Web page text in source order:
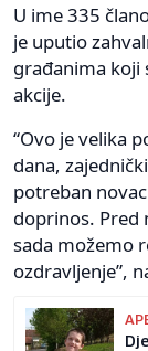
U ime 335
je uputio
građanima koji
akcije.
“Ovo je velika
dana,
potreban
doprinos. Pred
sada možemo
ozdravljenje”,